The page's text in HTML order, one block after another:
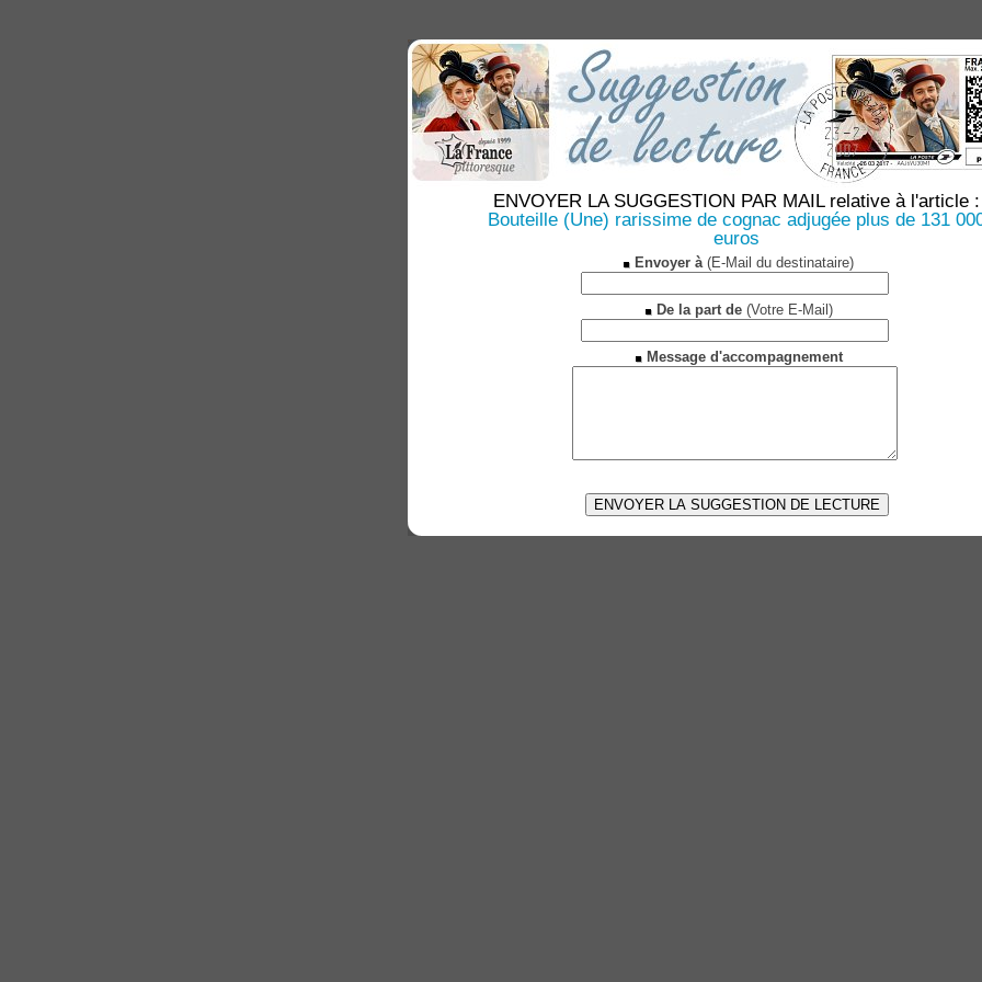
ENVOYER LA SUGGESTION PAR MAIL relative à l'article :
Bouteille (Une) rarissime de cognac adjugée plus de 131
euros
Envoyer à(E-Mail du destinataire)
De la part de(Votre E-Mail)
Message d'accompagnement